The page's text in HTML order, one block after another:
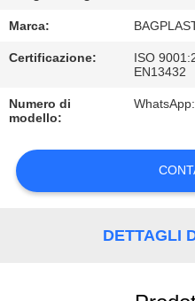
CONTATTICI
RICHIEDA
UNA
CITAZIONE
MAPPA
Marca:
Certificazione:
ISO
EN13432
Numero di
modello:
DETTAGLI